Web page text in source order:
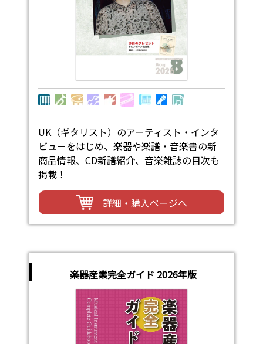
UK（ギタリスト）のアーティスト・インタ
ビューをはじめ、楽器や楽譜・音楽書の新
商品情報、CD新譜紹介、音楽雑誌の目次も
掲載！
詳細・購入ページへ
楽器産業完全ガイド 2026年版